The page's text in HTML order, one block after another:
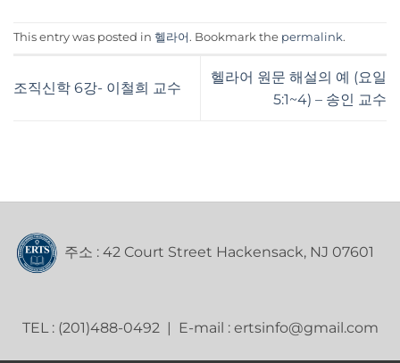
This entry was posted in 헬라어 . Bookmark the permalink.
조직신학 6강- 이철희 교수
헬라어 원문 해설의 예 (요일
5:1~4) – 송인 교수
주소 : 42 Court Street Hackensack, NJ 07601
TEL : (201)488-0492 | E-mail : ertsinfo@gmail.com